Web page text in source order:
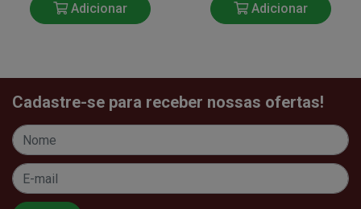
Adicionar Adicionar
Cadastre-se para receber nossas ofertas!